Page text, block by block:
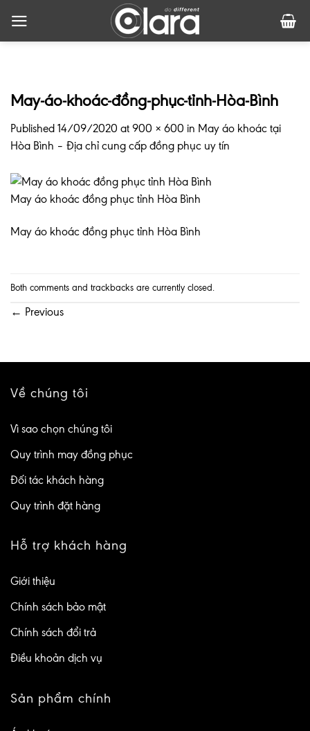
content
May-áo-khoác-đồng-phục-tỉnh-Hòa-Bình
Published 14/09/2020 at 900 × 600 in May áo khoác tại
Hòa Bình – Địa chỉ cung cấp đồng phục uy tín
May áo khoác đồng phục tỉnh Hòa Bình
May áo khoác đồng phục tỉnh Hòa Bình
Both comments and trackbacks are currently closed.
← Previous
Về chúng tôi
Vì sao chọn chúng tôi
Quy trình may đồng phục
Đối tác khách hàng
Quy trình đặt hàng
Hỗ trợ khách hàng
Giới thiệu
Chính sách bảo mật
Chính sách đổi trả
Điều khoản dịch vụ
Sản phẩm chính